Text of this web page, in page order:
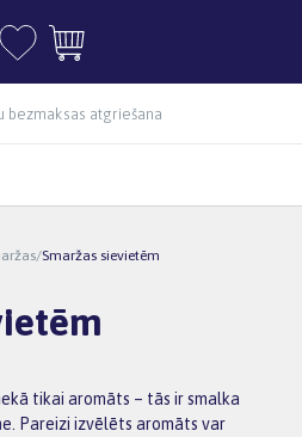
bezmaksas atgriešana
/Smaržas sievietēm
tikai aromāts – tās ir smalka
Pareizi izvēlēts aromāts var